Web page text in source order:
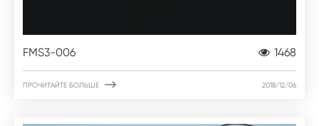
FMS3-006 1468
ПРОЧИТАЙТЕ БОЛЬШЕ  2018/12/06